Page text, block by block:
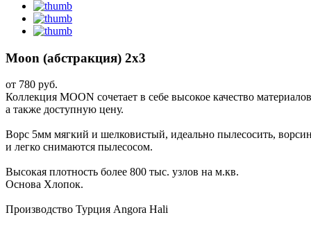
Moon (абстракция) 2х3
от 780 руб.
Коллекция MOON сочетает в себе высокое качество
а также доступную цену.
Ворс 5мм мягкий и шелковистый, идеально пылесосить,
и легко снимаются пылесосом.
Высокая плотность более 800 тыс. узлов на м.кв.
Основа Хлопок.
Производство Турция Angora Hali